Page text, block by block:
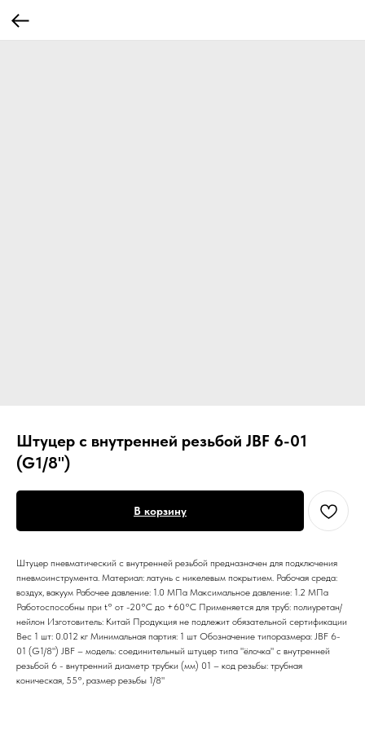
Штуцер с внутренней резьбой JBF 6-01
(G1/8")
В корзину
Штуцер пневматический с внутренней резьбой предназначен для подключения
пневмоинструмента. Материал: латунь с никелевым покрытием. Рабочая среда:
воздух, вакуум Рабочее давление: 1.0 МПа Максимальное давление: 1.2 МПа
Работоспособны при t° от -20°С до +60°С Применяется для труб: полиуретан/
нейлон Изготовитель: Китай Продукция не подлежит обязательной сертификации
Вес 1 шт: 0.012 кг Минимальная партия: 1 шт Обозначение типоразмера: JBF 6-
01 (G1/8") JBF – модель: соединительный штуцер типа "ёлочка" с внутренней
резьбой 6 - внутренний диаметр трубки (мм) 01 – код резьбы: трубная
коническая, 55°, размер резьбы 1/8"